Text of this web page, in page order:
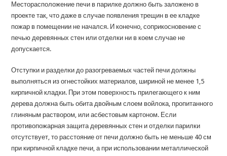
Месторасположение печи в парилке должно быть заложено в
проекте так, что даже в случае появления трещин в ее кладке
пожар в помещении не начался. И конечно, соприкосновение с
печью деревянных стен или отделки ни в коем случае не
допускается.
Отступки и разделки до разогреваемых частей печи должны
выполняться из огнестойких материалов, шириной не менее 1,5
кирпичной кладки. При этом поверхность прилегающего к ним
дерева должна быть обита двойным слоем войлока, пропитанного
глиняным раствором, или асбестовым картоном. Если
противопожарная защита деревянных стен и отделки парилки
отсутствует, то расстояние от печи должно быть не меньше 40 см
при кирпичной кладке печи, а при использовании металлической